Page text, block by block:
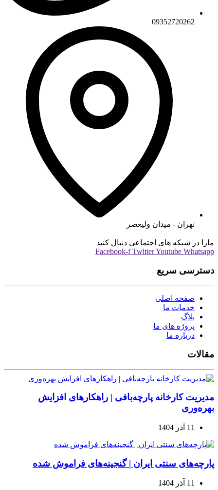
09352720262
تهران - میدان ولیعصر
مارا در شبکه های اجتماعی دنبال کنید
Facebook-f TwitterYoutube Whatsapp
دسترسی سریع
صفحه اصلی
خدمات ما
بلاگ
پروژه های ما
درباره ما
مقالات
مدیریت کارخانه پارچه‌بافی | راهکارهای افزایش
بهره‌وری
11 آذر 1404
پارچه‌های سنتی ایران | گنجینه‌های فراموش شده
11 آذر 1404